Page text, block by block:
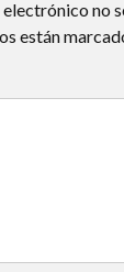
no
están